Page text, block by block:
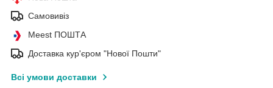
Самовивіз
Meest ПОШТА
Доставка кур'єром "Нової Пошти"
Всі умови доставки